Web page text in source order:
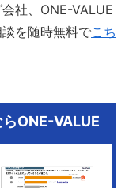
社、ONE-VALUE
を随時無料でこち
ONE-VALUE